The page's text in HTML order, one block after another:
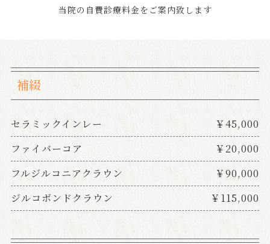
当院の自費診療料金をご案内致します
補綴
セラミックインレー
￥45,000
ファイバーコア
￥20,000
フルジルコニアクラウン
￥90,000
ジルコボンドクラウン
￥115,000